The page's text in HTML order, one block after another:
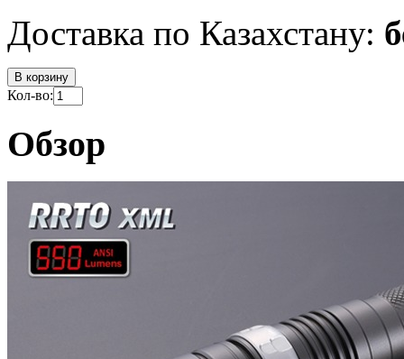
Доставка по Казахстану:
В корзину
Кол-во:
Обзор